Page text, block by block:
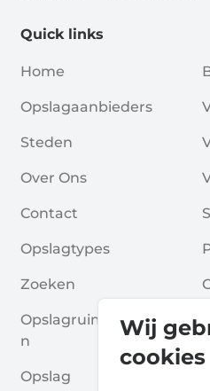
Wij
cookies
Quick links
Home
Opslagaanbieders
Steden
Over Ons
Contact
Opslagtypes
Zoeken
Opslagruimte Aanvrage
N
Opslag